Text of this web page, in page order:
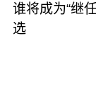
谁将成为“继
选